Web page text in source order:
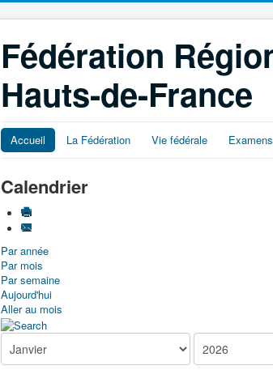
Fédération
Hauts-de-France
Accueil La Fédération Vie fédérale Examens
Calendrier
Par année
Par mois
Par semaine
Aujourd'hui
Aller au mois